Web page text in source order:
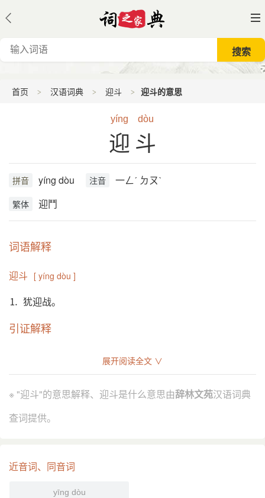
首页 汉语词典 迎斗 迎斗的意思
yíng dòu
迎斗
拼音 yíng dòu 注音 一ㄥˊ ㄉㄡˋ
繁体 迎鬥
词语解释
迎斗 [ yíng dòu ]
⒈ 犹迎战。
引证解释
《荡寇志》第一二六回：“任森 骤马追赶， 韩滔、彭
分字解释
展开阅读全文 ∨
※ "迎斗"的意思解释、迎斗是什么意思由辞林文苑汉语词典
查词提供。
近音词、同音词
yīng dòu